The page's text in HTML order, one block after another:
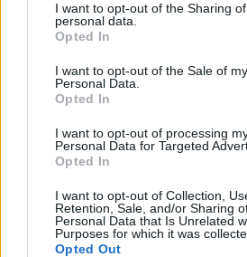
I want to opt-out of the Sharing
personal data.
Opted In
I want to opt-out of the Sale of my
Personal Data.
Opted In
I want to opt-out of processing
Personal Data for Targeted
Opted In
I want to opt-out of Collection,
Retention, Sale, and/or Sharing
Personal Data that Is Unrelated
Purposes for which it was
Opted Out
propranololo
Emicrania
Efficacia
Quantità effetti collaterali
Da quando lo utilizzo sono passato
mani e piedi molto freddi e incubi.
tanto, migliori. Non penso che me
dai opinione